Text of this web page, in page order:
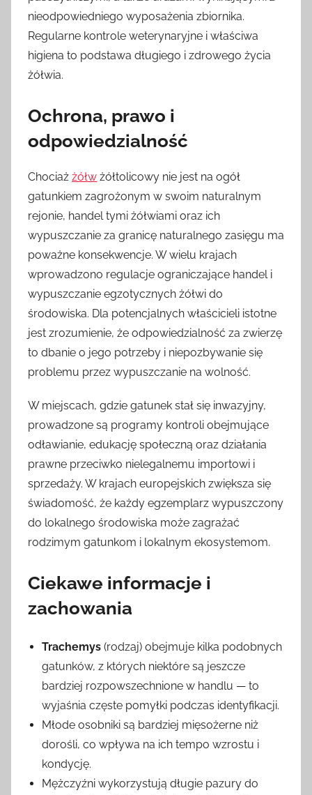
nieodpowiedniego wyposażenia zbiornika.
Regularne kontrole weterynaryjne i właściwa
higiena to podstawa długiego i zdrowego życia
żółwia.
Ochrona, prawo i
odpowiedzialność
Chociaż żółw żółtolicowy nie jest na ogół
gatunkiem zagrożonym w swoim naturalnym
rejonie, handel tymi żółwiami oraz ich
wypuszczanie za granicę naturalnego zasięgu ma
poważne konsekwencje. W wielu krajach
wprowadzono regulacje ograniczające handel i
wypuszczanie egzotycznych żółwi do
środowiska. Dla potencjalnych właścicieli istotne
jest zrozumienie, że odpowiedzialność za zwierzę
to dbanie o jego potrzeby i niepozbywanie się
problemu przez wypuszczanie na wolność.
W miejscach, gdzie gatunek stał się inwazyjny,
prowadzone są programy kontroli obejmujące
odławianie, edukację społeczną oraz działania
prawne przeciwko nielegalnemu importowi i
sprzedaży. W krajach europejskich zwiększa się
świadomość, że każdy egzemplarz wypuszczony
do lokalnego środowiska może zagrażać
rodzimym gatunkom i lokalnym ekosystemom.
Ciekawe informacje i
zachowania
Trachemys (rodzaj) obejmuje kilka podobnych
gatunków, z których niektóre są jeszcze
bardziej rozpowszechnione w handlu — to
wyjaśnia częste pomyłki podczas identyfikacji.
Młode osobniki są bardziej mięsożerne niż
dorośli, co wpływa na ich tempo wzrostu i
kondycję.
Mężczyźni wykorzystują długie pazury do